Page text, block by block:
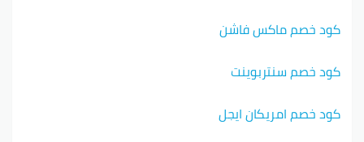
كود خصم ماكس فاشن
كود خصم سنتربوينت
كود خصم امريكان ايجل